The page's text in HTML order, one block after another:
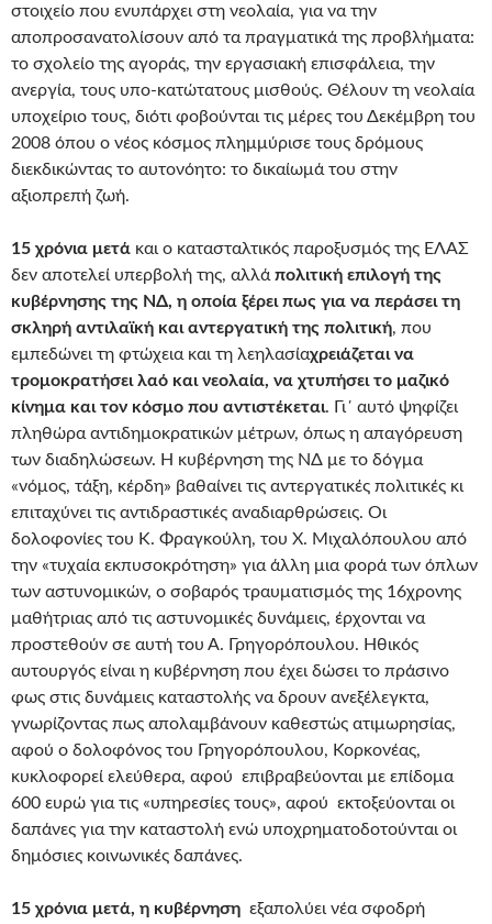
στοιχείο που ενυπάρχει στη νεολαία, για να την
αποπροσανατολίσουν από τα πραγματικά της προβλήματα:
το σχολείο της αγοράς, την εργασιακή επισφάλεια, την
ανεργία, τους υπο-κατώτατους μισθούς. Θέλουν τη νεολαία
υποχείριο τους, διότι φοβούνται τις μέρες του Δεκέμβρη του
2008 όπου ο νέος κόσμος πλημμύρισε τους δρόμους
διεκδικώντας το αυτονόητο: το δικαίωμά του στην
αξιοπρεπή ζωή.
15 χρόνια μετά και ο κατασταλτικός παροξυσμός της ΕΛΑΣ
δεν αποτελεί υπερβολή της, αλλά πολιτική επιλογή της
κυβέρνησης της ΝΔ, η οποία ξέρει πως για να περάσει τη
σκληρή αντιλαϊκή και αντεργατική της πολιτική, που
εμπεδώνει τη φτώχεια και τη λεηλασίαχρειάζεται να
τρομοκρατήσει λαό και νεολαία, να χτυπήσει το μαζικό
κίνημα και τον κόσμο που αντιστέκεται. Γι΄ αυτό ψηφίζει
πληθώρα αντιδημοκρατικών μέτρων, όπως η απαγόρευση
των διαδηλώσεων. Η κυβέρνηση της ΝΔ με το δόγμα
«νόμος, τάξη, κέρδη» βαθαίνει τις αντεργατικές πολιτικές κι
επιταχύνει τις αντιδραστικές αναδιαρθρώσεις. Οι
δολοφονίες του Κ. Φραγκούλη, του Χ. Μιχαλόπουλου από
την «τυχαία εκπυσοκρότηση» για άλλη μια φορά των όπλων
των αστυνομικών, ο σοβαρός τραυματισμός της 16χρονης
μαθήτριας από τις αστυνομικές δυνάμεις, έρχονται να
προστεθούν σε αυτή του Α. Γρηγορόπουλου. Ηθικός
αυτουργός είναι η κυβέρνηση που έχει δώσει το πράσινο
φως στις δυνάμεις καταστολής να δρουν ανεξέλεγκτα,
γνωρίζοντας πως απολαμβάνουν καθεστώς ατιμωρησίας,
αφού ο δολοφόνος του Γρηγορόπουλου, Κορκονέας,
κυκλοφορεί ελεύθερα, αφού επιβραβεύονται με επίδομα
600 ευρώ για τις «υπηρεσίες τους», αφού εκτοξεύονται οι
δαπάνες για την καταστολή ενώ υποχρηματοδοτούνται οι
δημόσιες κοινωνικές δαπάνες.
15 χρόνια μετά, η κυβέρνηση εξαπολύει νέα σφοδρή